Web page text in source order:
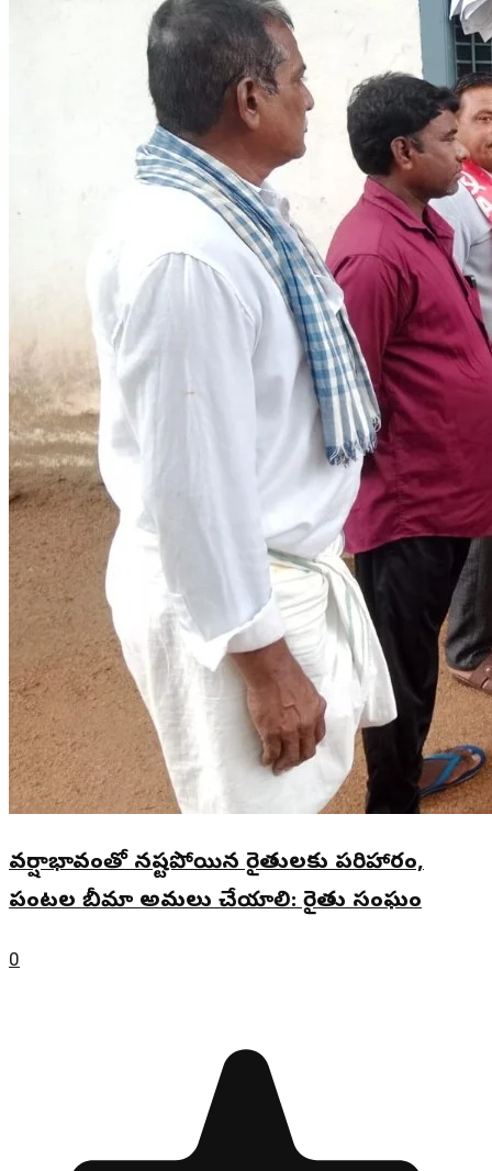
వర్షాభావంతో నష్టపోయిన రైతులకు పరిహారం,
పంటల బీమా అమలు చేయాలి: రైతు సంఘం
0